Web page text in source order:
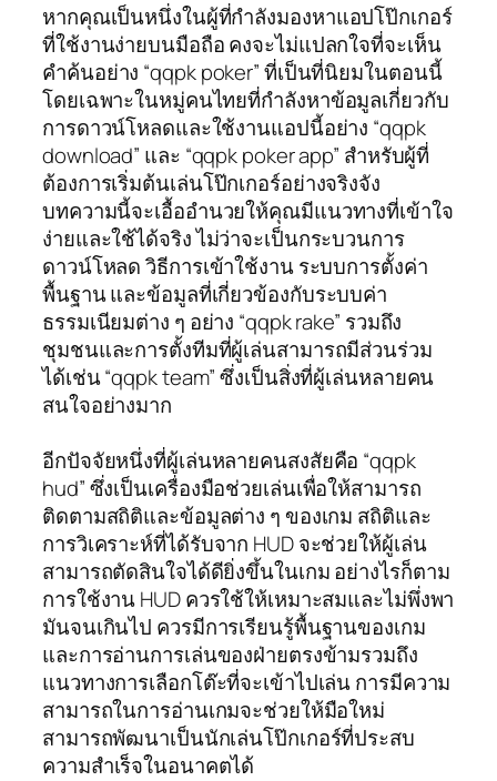
หากคุณเป็นหนึ่งในผู้ที่กำลังมองหาแอปโป๊กเกอร์
ที่ใช้งานง่ายบนมือถือ คงจะไม่แปลกใจที่จะเห็น
คำค้นอย่าง “qqpk poker” ที่เป็นที่นิยมในตอนนี้
โดยเฉพาะในหมู่คนไทยที่กำลังหาข้อมูลเกี่ยวกับ
การดาวน์โหลดและใช้งานแอปนี้อย่าง “qqpk
download” และ “qqpk poker app” สำหรับผู้ที่
ต้องการเริ่มต้นเล่นโป๊กเกอร์อย่างจริงจัง
บทความนี้จะเอื้ออำนวยให้คุณมีแนวทางที่เข้าใจ
ง่ายและใช้ได้จริง ไม่ว่าจะเป็นกระบวนการ
ดาวน์โหลด วิธีการเข้าใช้งาน ระบบการตั้งค่า
พื้นฐาน และข้อมูลที่เกี่ยวข้องกับระบบค่า
ธรรมเนียมต่าง ๆ อย่าง “qqpk rake” รวมถึง
ชุมชนและการตั้งทีมที่ผู้เล่นสามารถมีส่วนร่วม
ได้เช่น “qqpk team” ซึ่งเป็นสิ่งที่ผู้เล่นหลายคน
สนใจอย่างมาก
อีกปัจจัยหนึ่งที่ผู้เล่นหลายคนสงสัยคือ “qqpk
hud” ซึ่งเป็นเครื่องมือช่วยเล่นเพื่อให้สามารถ
ติดตามสถิติและข้อมูลต่าง ๆ ของเกม สถิติและ
การวิเคราะห์ที่ได้รับจาก HUD จะช่วยให้ผู้เล่น
สามารถตัดสินใจได้ดียิ่งขึ้นในเกม อย่างไรก็ตาม
การใช้งาน HUD ควรใช้ให้เหมาะสมและไม่พึ่งพา
มันจนเกินไป ควรมีการเรียนรู้พื้นฐานของเกม
และการอ่านการเล่นของฝ่ายตรงข้ามรวมถึง
แนวทางการเลือกโต๊ะที่จะเข้าไปเล่น การมีความ
สามารถในการอ่านเกมจะช่วยให้มือใหม่
สามารถพัฒนาเป็นนักเล่นโป๊กเกอร์ที่ประสบ
ความสำเร็จในอนาคตได้